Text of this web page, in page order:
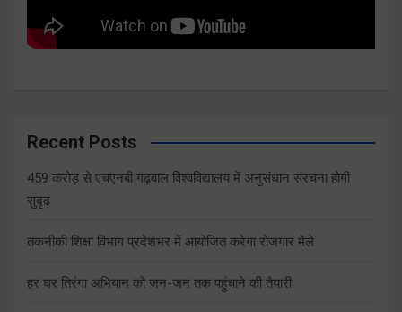
Recent Posts
459 करोड़ से एचएनबी गढ़वाल विश्वविद्यालय में अनुसंधान संरचना होगी
सुदृढ
तकनीकी शिक्षा विभाग प्रदेशभर में आयोजित करेगा रोजगार मेले
हर घर तिरंगा अभियान को जन-जन तक पहुंचाने की तैयारी